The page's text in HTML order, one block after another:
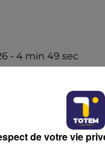
- 4 min 49 sec
Totem l'information
et le pays sarladais
sur le terrain.
de votre vie